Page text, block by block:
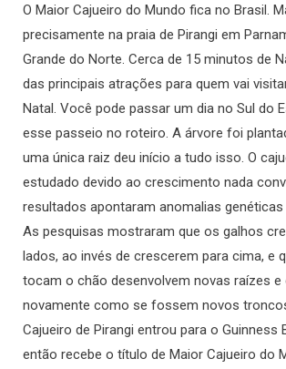
O Maior Cajueiro do Mundo fica no Brasil.
precisamente na praia de Pirangi em
Grande do Norte. Cerca de 15 minutos de
das principais atrações para quem vai
Natal. Você pode passar um dia no Sul do
esse passeio no roteiro. A árvore foi
uma única raiz deu início a tudo isso. O
estudado devido ao crescimento nada
resultados apontaram anomalias
As pesquisas mostraram que os galhos
lados, ao invés de crescerem para cima, e
tocam o chão desenvolvem novas raízes e
novamente como se fossem novos
Cajueiro de Pirangi entrou para o Guinness
então recebe o título de Maior Cajueiro do